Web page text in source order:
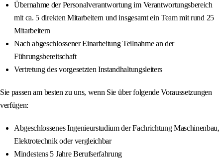
Übernahme der Personalverantwortung im Verantwortungsbereich
mit ca. 5 direkten Mitarbeitern und insgesamt ein Team mit rund 25
Mitarbeitern
Nach abgeschlossener Einarbeitung Teilnahme an der
Führungsbereitschaft
Vertretung des vorgesetzten Instandhaltungsleiters
Sie passen am besten zu uns, wenn Sie über folgende Voraussetzungen
verfügen:
Abgeschlossenes Ingenieurstudium der Fachrichtung Maschinenbau,
Elektrotechnik oder vergleichbar
Mindestens 5 Jahre Berufserfahrung